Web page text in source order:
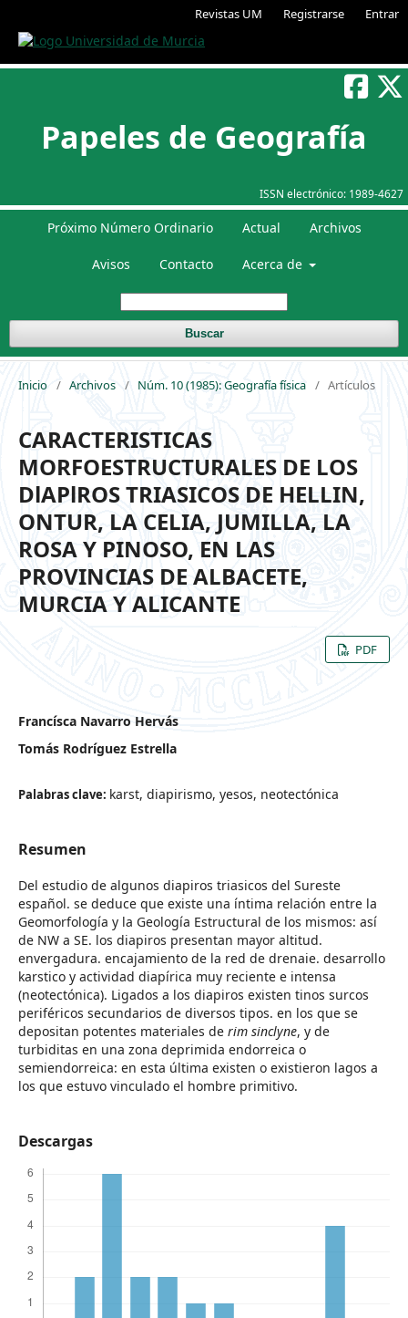
Revistas UM Registrarse Entrar
ISSN electrónico: 1989-4627
Papeles de Geografía
Próximo Número Ordinario Actual Archivos
Avisos Contacto Acerca de
Buscar
Inicio / Archivos / Núm. 10 (1985): Geografía física / Artículos
CARACTERISTICAS
MORFOESTRUCTURALES DE LOS
DlAPlROS TRIASICOS DE HELLIN,
ONTUR, LA CELIA, JUMILLA, LA
ROSA Y PINOSO, EN LAS
PROVINCIAS DE ALBACETE,
MURCIA Y ALICANTE
PDF
Francísca Navarro Hervás
Tomás Rodríguez Estrella
Palabras clave: karst, diapirismo, yesos, neotectónica
Resumen
Del estudio de algunos diapiros triasicos del Sureste
español. se deduce que existe una íntima relación entre la
Geomorfología y la Geología Estructural de los mismos: así
de NW a SE. los diapiros presentan mayor altitud.
envergadura. encajamiento de la red de drenaie. desarrollo
karstico y actividad diapírica muy reciente e intensa
(neotectónica). Ligados a los diapiros existen tinos surcos
periféricos secundarios de diversos tipos. en los que se
depositan potentes materiales de rim sinclyne, y de
turbiditas en una zona deprimida endorreica o
semiendorreica: en esta última existen o existieron lagos a
los que estuvo vinculado el hombre primitivo.
Descargas